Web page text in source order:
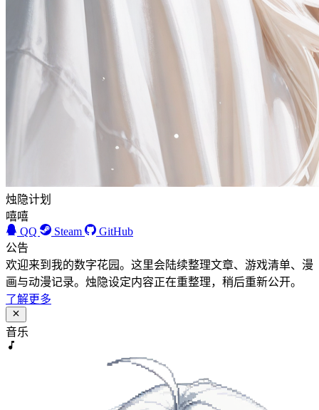
烛隐计划
嘻嘻
QQ
Steam
GitHub
公告
欢迎来到我的数字花园。这里会陆续整理文章、游戏清单、漫
画与动漫记录。烛隐设定内容正在重整理，稍后重新公开。
了解更多
音乐